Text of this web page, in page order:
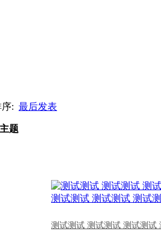
: 最后发表
题
测试测试 测试测试 测试测试